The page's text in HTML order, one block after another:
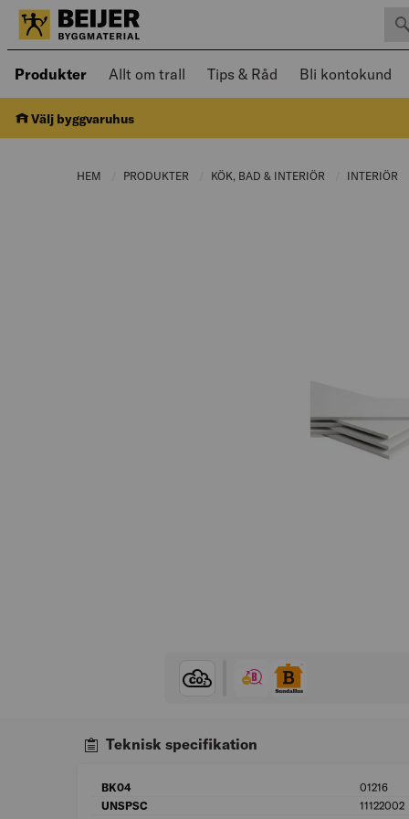
Produkter Öppnad meny kan navigeras med
Allt om trall Tips & Råd Bli kontokund
Välj byggvaruhus
HEM PRODUKTER CURRENT PAGE:
KÖK, BAD & INTERIÖR CURRENT PAGE:
INTERIÖR
Teknisk specifikation
BK04 01216
UNSPSC
11122002